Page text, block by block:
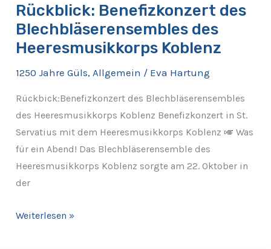
Rückblick: Benefizkonzert des
Blechbläserensembles des
Heeresmusikkorps Koblenz
1250 Jahre Güls, Allgemein / Eva Hartung
Rückbick:Benefizkonzert des Blechbläserensembles
des Heeresmusikkorps Koblenz Benefizkonzert in St.
Servatius mit dem Heeresmusikkorps Koblenz 🎺 Was
für ein Abend! Das Blechbläserensemble des
Heeresmusikkorps Koblenz sorgte am 22. Oktober in
der
Weiterlesen »